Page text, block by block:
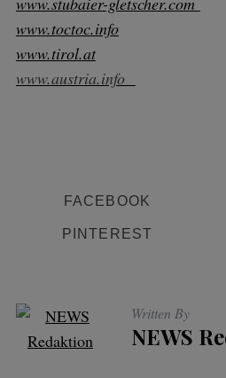
www.toctoc.info
www.tirol.at
www.austria.info
FACEBOOK
PINTEREST
Written By
NEWS